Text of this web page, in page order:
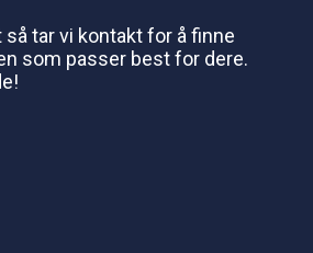
tar vi kontakt for å finne
som passer best for dere.